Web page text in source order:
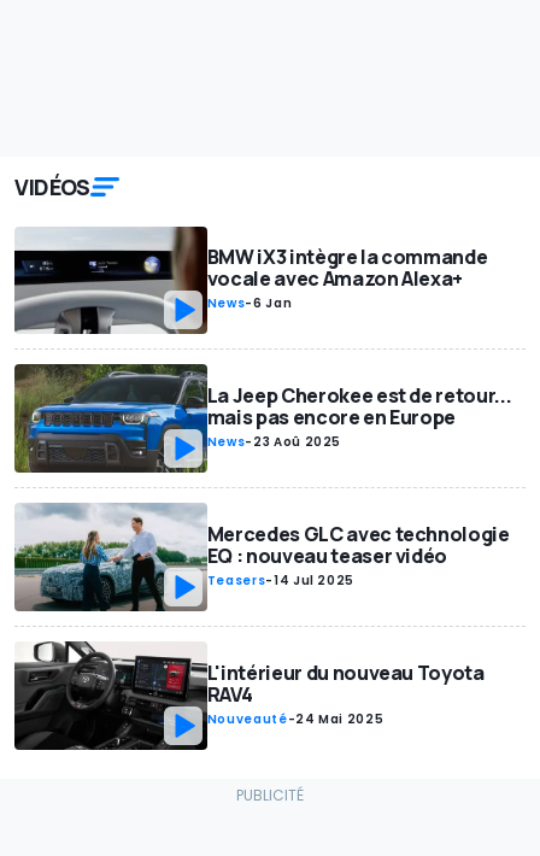
VIDÉOS
BMW iX3 intègre la commande
vocale avec Amazon Alexa+
News-6 Jan
La Jeep Cherokee est de retour...
mais pas encore en Europe
News- 23 Aoû 2025
Mercedes GLC avec technologie
EQ : nouveau teaser vidéo
Teasers-14 Jul 2025
L'intérieur du nouveau Toyota
RAV4
Nouveauté-24 Mai 2025